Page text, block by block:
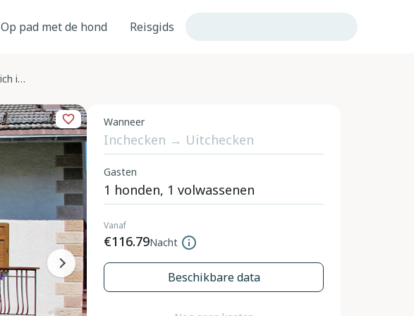
Op pad met de hond Reisgids
Urtijëi - St. Ulrich in Gröden - Ortisei, Trentino-Zuid-Tirol
Wanneer
Gasten
Vanaf
€116.79Nacht
Beschikbare data